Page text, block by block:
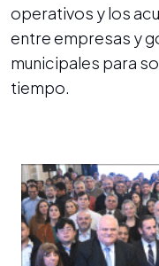
operativos y los
entre empresas y
municipales para
tiempo.